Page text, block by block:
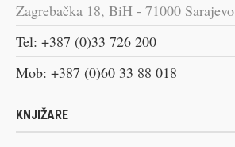
Zagrebačka 18, BiH - 71000 Sarajevo
Tel: +387 (0)33 726 200
Mob: +387 (0)60 33 88 018
KNJIŽARE